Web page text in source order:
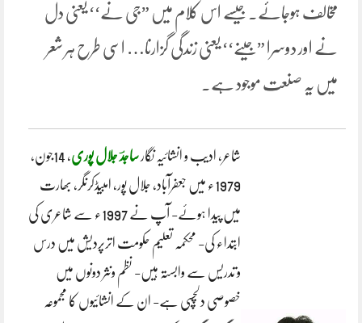
مخالف ہوجائے. جیسے اس کلام میں ”جی نے‘‘ یعنی دل
نے اور دوسرا ”جینے‘‘ یعنی زندگی گزارنا… اسی طرح ہر شعر
میں یہ صنعت موجود ہے.
شاعر، ادیب و انشائیہ نگار ساجدؔ جلال پوری ، 14جون،
1979ء میں جعفرآباد، جلال پور، امبیڈکرنگر، بھارت
میں پیدا ہوئے- آپ نے 1997ء سے شاعری کی
ابتداء کی- محکمہ تعلیم حکومت اترپردیش میں درس
و تدریس سے وابستہ ہیں- نظم ونثر دونوں میں
خصوصی دلچسپی ہے- ان کے انشائیوں کا مجموعہ